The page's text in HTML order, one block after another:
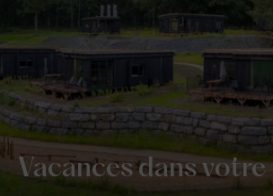
Vacances dans votre